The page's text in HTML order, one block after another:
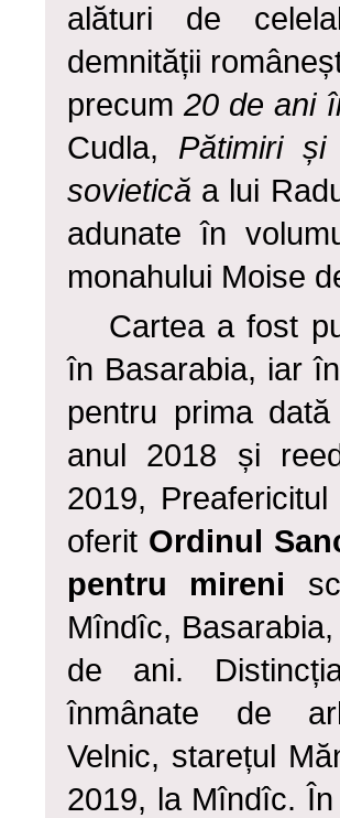
alături de
demnității
precum20 de ani
Cudla, Pătimiri
sovietică a lui
adunate în
monahului Moise
Cartea a fost
în Basarabia, iar
pentru prima
anul 2018 și
2019,
oferit Ordinul
pentru mireni
Mîndîc,
de ani.
înmânate de
Velnic, starețul
2019, la Mîndîc.